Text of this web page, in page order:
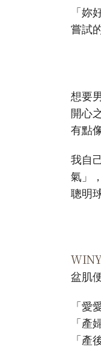
「妳
嘗試
想要
開心
有點
我自
氣」
聰明
盆肌
「愛
「產
「產